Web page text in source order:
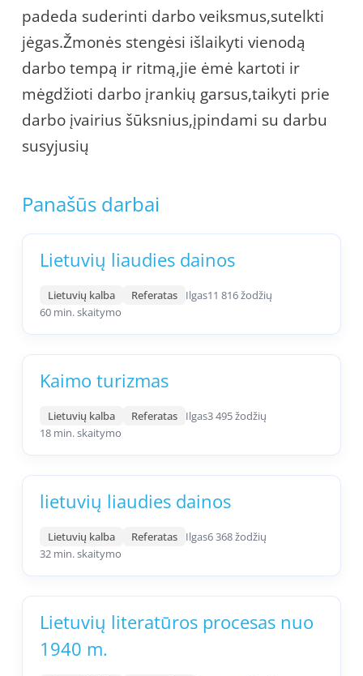
padeda suderinti darbo veiksmus,sutelkti
jėgas.Žmonės stengėsi išlaikyti vienodą
darbo tempą ir ritmą,jie ėmė kartoti ir
mėgdžioti darbo įrankių garsus,taikyti prie
darbo įvairius šūksnius,įpindami su darbu
susyjusių
Panašūs darbai
Lietuvių liaudies dainos
Lietuvių kalba Referatas Ilgas11 816 žodžių
60 min. skaitymo
Kaimo turizmas
Lietuvių kalba Referatas Ilgas3 495 žodžių
18 min. skaitymo
lietuvių liaudies dainos
Lietuvių kalba Referatas Ilgas6 368 žodžių
32 min. skaitymo
Lietuvių literatūros procesas nuo
1940 m.